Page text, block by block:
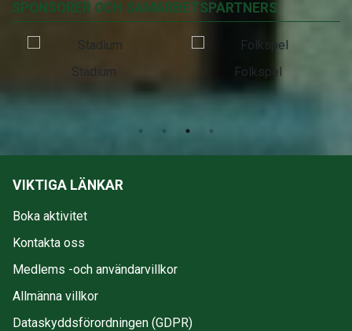
SPONSORER OCH SAMARBETSPARTNERS
Stadium Folkspel
VIKTIGA LÄNKAR
Boka aktivitet
Kontakta oss
Medlems -och användarvillkor
Allmänna villkor
Dataskyddsförordningen (GDPR)